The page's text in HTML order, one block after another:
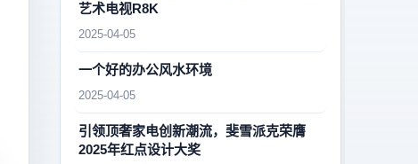
艺术电视R8K
2025-04-05
一个好的办公风水环境
2025-04-05
引领顶奢家电创新潮流，斐雪派克荣膺
2025年红点设计大奖